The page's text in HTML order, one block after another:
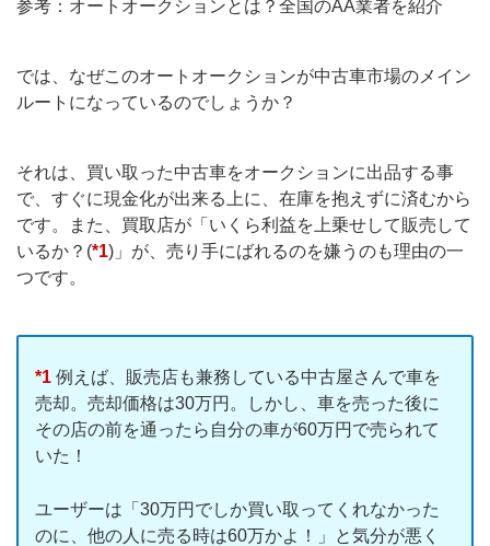
参考：オートオークションとは？全国のAA業者を紹介
では、なぜこのオートオークションが中古車市場のメイン
ルートになっているのでしょうか？
それは、買い取った中古車をオークションに出品する事
で、すぐに現金化が出来る上に、在庫を抱えずに済むから
です。また、買取店が「いくら利益を上乗せして販売して
いるか？(*1)」が、売り手にばれるのを嫌うのも理由の一
つです。
*1 例えば、販売店も兼務している中古屋さんで車を
売却。売却価格は30万円。しかし、車を売った後に
その店の前を通ったら自分の車が60万円で売られて
いた！
ユーザーは「30万円でしか買い取ってくれなかった
のに、他の人に売る時は60万かよ！」と気分が悪く